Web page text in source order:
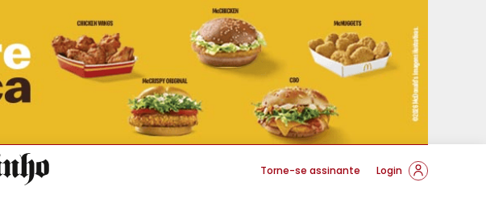
DM Arquidiocese Braga
Torne-se assinante Login